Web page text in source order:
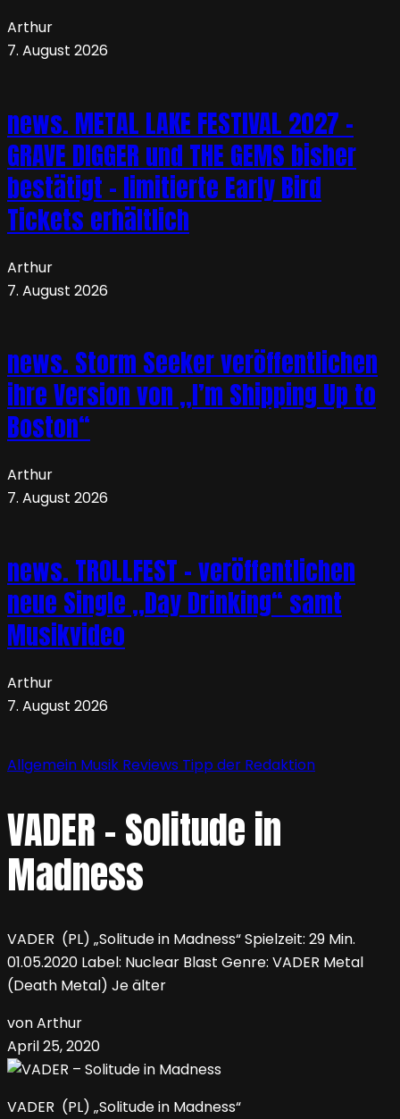
Arthur
7. August 2026
news. METAL LAKE FESTIVAL 2027 –
GRAVE DIGGER und THE GEMS bisher
bestätigt – limitierte Early Bird
Tickets erhältlich
Arthur
7. August 2026
news. Storm Seeker veröffentlichen
ihre Version von „I’m Shipping Up to
Boston“
Arthur
7. August 2026
news. TROLLFEST – veröffentlichen
neue Single „Day Drinking“ samt
Musikvideo
Arthur
7. August 2026
Allgemein Musik Reviews Tipp der Redaktion
VADER – Solitude in
Madness
VADER (PL) „Solitude in Madness“ Spielzeit: 29 Min.
01.05.2020 Label: Nuclear Blast Genre: VADER Metal
(Death Metal) Je älter
von Arthur
April 25, 2020
VADER (PL) „Solitude in Madness“